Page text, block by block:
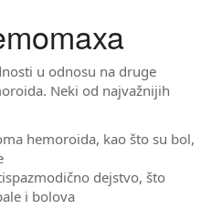
u odnosu na druge
Neki od najvažnijih
hemoroida, kao što su bol,
dejstvo, što
i bolova